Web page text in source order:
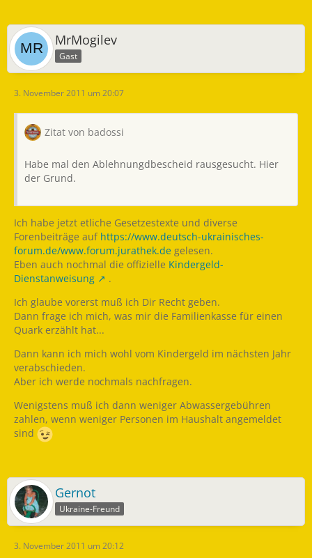
MrMogilev
Gast
3. November 2011 um 20:07
Zitat von badossi
Habe mal den Ablehnungdbescheid rausgesucht. Hier
der Grund.
Ich habe jetzt etliche Gesetzestexte und diverse
Forenbeiträge auf https://www.deutsch-ukrainisches-
forum.de/www.forum.jurathek.de gelesen.
Eben auch nochmal die offizielle Kindergeld-
Dienstanweisung
.
Ich glaube vorerst muß ich Dir Recht geben.
Dann frage ich mich, was mir die Familienkasse für einen
Quark erzählt hat...
Dann kann ich mich wohl vom Kindergeld im nächsten Jahr
verabschieden.
Aber ich werde nochmals nachfragen.
Wenigstens muß ich dann weniger Abwassergebühren
zahlen, wenn weniger Personen im Haushalt angemeldet
sind
Gernot
Ukraine-Freund
3. November 2011 um 20:12